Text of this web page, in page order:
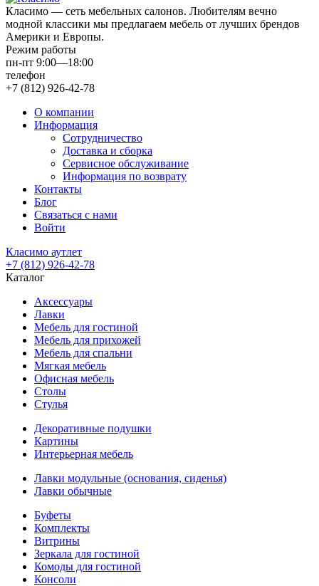
Класимо — cеть мебельных салонов. Любителям вечно
модной классики мы предлагаем мебель от лучших брендов
Америки и Европы.
Режим работы
пн-пт 9:00—18:00
телефон
+7 (812) 926-42-78
О компании
Информация
Сотрудничество
Доставка и сборка
Сервисное обслуживание
Информация по возврату
Контакты
Блог
Связаться с нами
Войти
Класимо аутлет
+7 (812) 926-42-78
Каталог
Аксессуары
Лавки
Мебель для гостиной
Мебель для прихожей
Мебель для спальни
Мягкая мебель
Офисная мебель
Столы
Стулья
Декоративные подушки
Картины
Интерьерная мебель
Лавки модульные (основания, сиденья)
Лавки обычные
Буфеты
Комплекты
Витрины
Зеркала для гостиной
Комоды для гостиной
Консоли